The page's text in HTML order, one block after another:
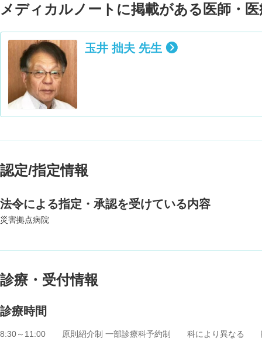
メディカルノートに掲載がある医師・
玉井 拙夫 先生
認定/指定情報
法令による指定・承認を受けている内容
災害拠点病院
診療・受付情報
診療時間
8:30～11:00 原則紹介制 一部診療科予約制 科により異なる